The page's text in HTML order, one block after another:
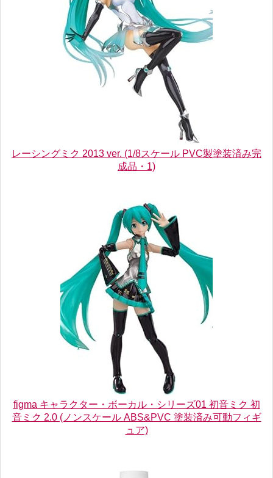
レーシングミク 2013 ver. (1/8スケール PVC製塗装済み完
成品・1)
figma キャラクター・ボーカル・シリーズ01 初音ミク 初
音ミク 2.0 (ノンスケール ABS&PVC 塗装済み可動フィギ
ュア)